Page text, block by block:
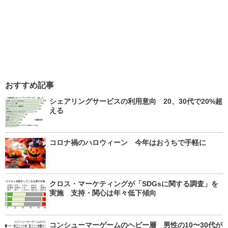
おすすめ記事
シェアリングサービスの利用意向 20、30代で20%超
える
コロナ禍のハロウィーン 今年はおうちで手軽に
クロス・マーケティングが「SDGsに関する調査」を
実施 支持・関心は年々低下傾向
コンシューマーゲームのヘビー層 男性の10〜30代が